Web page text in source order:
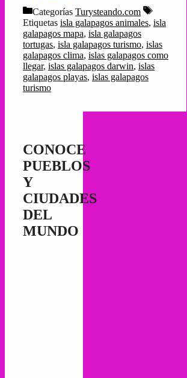
Categorías Turysteando.com
Etiquetas isla galapagos animales, isla
galapagos mapa, isla galapagos
tortugas, isla galapagos turismo, islas
galapagos clima, islas galapagos como
llegar, islas galapagos darwin, islas
galapagos playas, islas galapagos
turismo
CONOCE
PUEBLOS
Y
CIUDADES
DEL
MUNDO